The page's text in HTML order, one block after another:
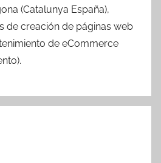
(Catalunya España),
de creación de páginas web
de eCommerce